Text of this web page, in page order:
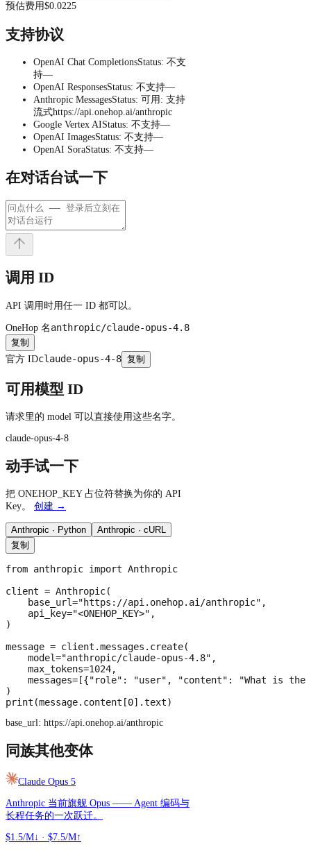
预估费用$0.0225
支持协议
OpenAI Chat CompletionsStatus: 不支
持—
OpenAI ResponsesStatus: 不支持—
Anthropic MessagesStatus: 可用 : 支持
流式https://api.onehop.ai/anthropic
Google Vertex AIStatus: 不支持—
OpenAI ImagesStatus: 不支持—
OpenAI SoraStatus: 不支持—
在对话台试一下
调用 ID
API 调用时用任一 ID 都可以。
OneHop 名 anthropic/claude-opus-4.8
复制
官方 IDclaude-opus-4-8 复制
可用模型 ID
请求里的 model 可以直接使用这些名字。
claude-opus-4-8
动手试一下
把 ONEHOP_KEY 占位符替换为你的 API
Key。
创建 →
Anthropic · Python
Anthropic · cURL
复制
from anthropic import Anthropic
client = Anthropic(
    base_url="https://api.onehop.ai/anthropic",
    api_key="<ONEHOP_KEY>",
)
message = client.messages.create(
    model="anthropic/claude-opus-4.8",
    max_tokens=1024,
messages=[{"role": "user", "content": "What is the
)
print(message.content[0].text)
base_url: https://api.onehop.ai/anthropic
同族其他变体
Claude Opus 5
Anthropic 当前旗舰 Opus —— Agent 编码与
长程任务的一次跃迁。
$1.5/M↓ · $7.5/M↑